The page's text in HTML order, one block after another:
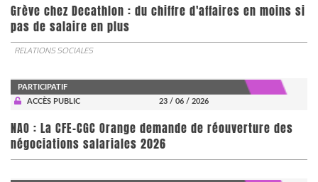
Grève chez Decathlon : du chiffre d'affaires en moins si
pas de salaire en plus
RELATIONS SOCIALES
PARTICIPATIF
ACCÈS PUBLIC
23 / 06 / 2026
NAO : La CFE-CGC Orange demande de réouverture des
négociations salariales 2026